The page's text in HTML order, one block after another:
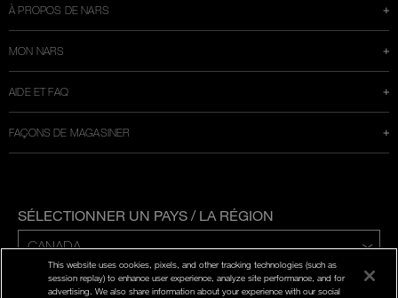
À PROPOS DE NARS
MON NARS
AIDE ET FAQ
FAÇONS DE MAGASINER
SÉLECTIONNER UN PAYS / LA RÉGION
ENG | FR
This website uses cookies, pixels, and other tracking technologies (such as
session replay) to enhance user experience, analyze site performance, and for
advertising. We also share information about your experience with our social